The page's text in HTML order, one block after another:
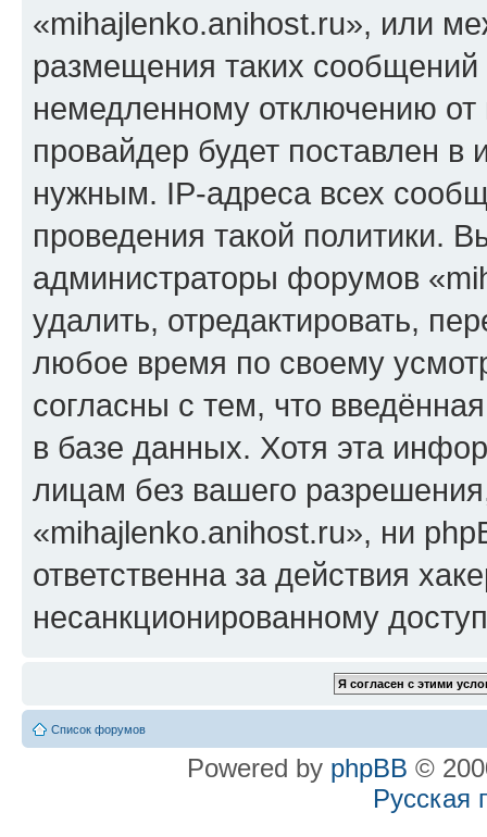
«mihajlenko.anihost.ru», или
размещения таких
немедленному отключению
провайдер будет поставлен в
нужным. IP-адреса всех
проведения такой политики.
администраторы форумов
удалить, отредактировать,
любое время по своему
согласны с тем, что
в базе данных. Хотя эта
лицам без вашего
«mihajlenko.anihost.ru», ни
ответственна за действия
несанкционированному
Список форумов
Powered by phpBB ©
Русская